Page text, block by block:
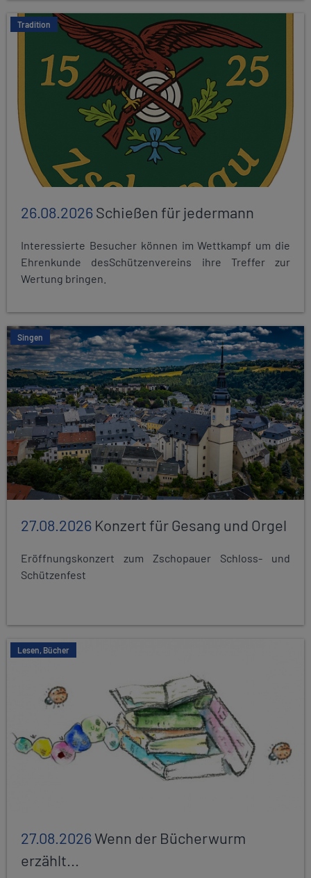
Tradition
26.08.2026Schießen für jedermann
Interessierte Besucher können im Wettkampf um die
Ehrenkunde desSchützenvereins ihre Treffer zur
Wertung bringen.
Singen
27.08.2026 Konzert für Gesang und Orgel
Eröffnungskonzert zum Zschopauer Schloss- und
Schützenfest
Lesen, Bücher
27.08.2026Wenn der Bücherwurm
erzählt...